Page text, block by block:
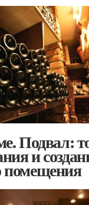
Подвал:
и
помещения